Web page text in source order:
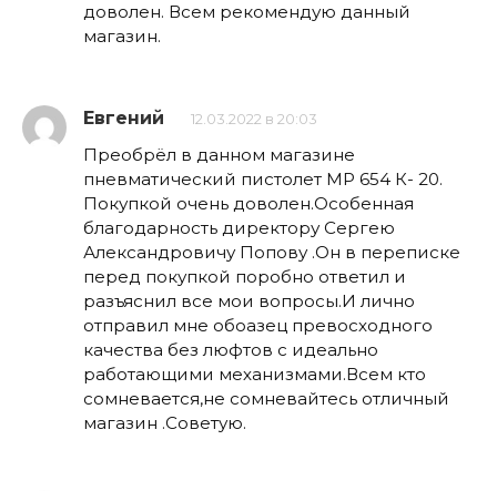
доволен. Всем рекомендую данный
магазин.
Евгений 12.03.2022 в 20:03
Преобрёл в данном магазине
пневматический пистолет МР 654 К- 20.
Покупкой очень доволен.Особенная
благодарность директору Сергею
Александровичу Попову .Он в переписке
перед покупкой поробно ответил и
разъяснил все мои вопросы.И лично
отправил мне обоазец превосходного
качества без люфтов с идеально
работающими механизмами.Всем кто
сомневается,не сомневайтесь отличный
магазин .Советую.